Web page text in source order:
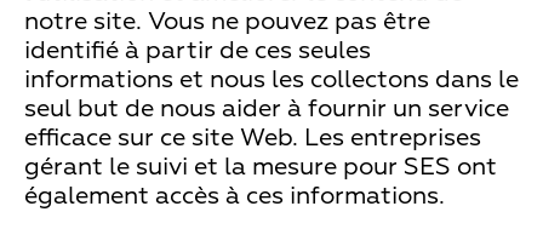
notre site. Vous ne pouvez pas être
identifié à partir de ces seules
informations et nous les collectons dans le
seul but de nous aider à fournir un service
efficace sur ce site Web. Les entreprises
gérant le suivi et la mesure pour SES ont
également accès à ces informations.